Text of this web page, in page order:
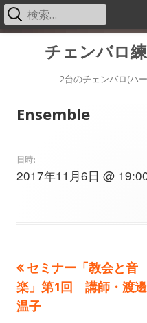
チェンバロ
2台のチェンバロ(ハ
メ
検
索:
Ensemble
日時:
2017年11月6日 @
投
稿
前
の
記
セミナー「教会と音
楽」第1回 講師・渡邊
温子